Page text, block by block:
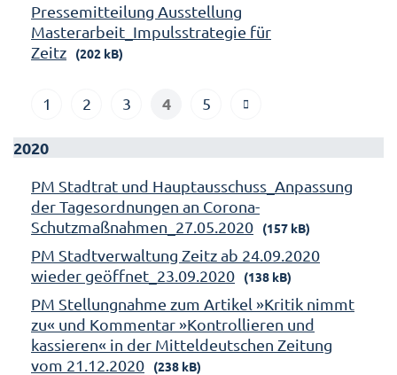
Pressemitteilung Ausstellung
Masterarbeit_Impulsstrategie für
Zeitz
(202 kB)
1 2 3 4 5
2020
PM Stadtrat und Hauptausschuss_Anpassung
der Tagesordnungen an Corona-
Schutzmaßnahmen_27.05.2020
(157 kB)
PM Stadtverwaltung Zeitz ab 24.09.2020
wieder geöffnet_23.09.2020
(138 kB)
PM Stellungnahme zum Artikel »Kritik nimmt
zu« und Kommentar »Kontrollieren und
kassieren« in der Mitteldeutschen Zeitung
vom 21.12.2020
(238 kB)